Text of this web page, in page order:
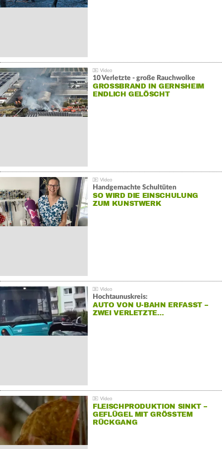
10 Verletzte - große Rauchwolke
GROSSBRAND IN GERNSHEIM E
NDLICH GELÖSCHT
Handgemachte Schultüten
SO WIRD DIE EINSCHULUNG
ZUM KUNSTWERK
Hochtaunuskreis:
AUTO VON U-BAHN ERFASST –
ZWEI VERLETZTE…
FLEISCHPRODUKTION SINKT –
GEFLÜGEL MIT GRÖSSTEM R
ÜCKGANG